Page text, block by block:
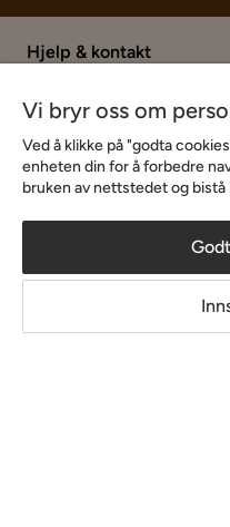
Hjelp & kontakt
Sortiment & tilbud
Inspirasjon
Om Chilli
Vi bryr oss om
Ved å klikke på "godta
enheten din for å forbedre
bruken av nettstedet og